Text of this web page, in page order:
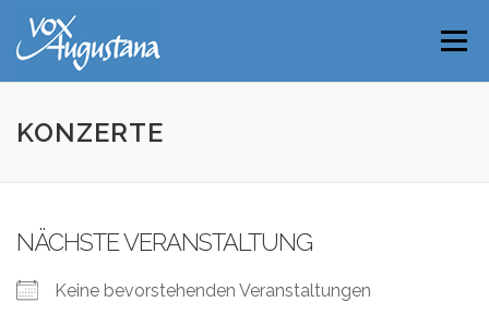
Inhalt
Menü
KONZERTE
NÄCHSTE VERANSTALTUNG
Keine bevorstehenden Veranstaltungen